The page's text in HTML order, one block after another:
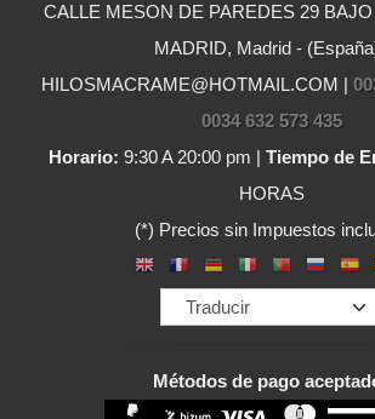
CALLE MESON DE PAREDES 29
MADRID, Madrid -
HILOSMACRAME@HOTMAIL.COM |
0034 632 573 435
Horario: 9:30 A 20:00 pm | Tiempo de
HORAS
(*) Precios sin Impuestos
Métodos de pago